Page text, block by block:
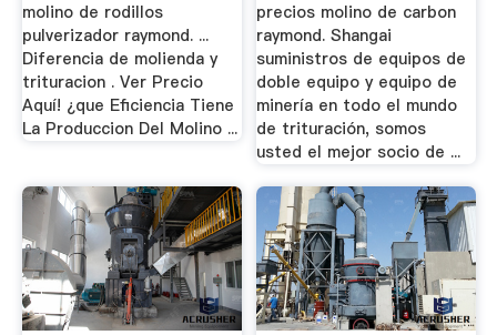
molino de rodillos
pulverizador raymond. ...
Diferencia de molienda y
trituracion . Ver Precio
Aquí! ¿que Eficiencia Tiene
La Produccion Del Molino ...
precios molino de carbon
raymond. Shangai
suministros de equipos de
doble equipo y equipo de
minería en todo el mundo
de trituración, somos
usted el mejor socio de ...